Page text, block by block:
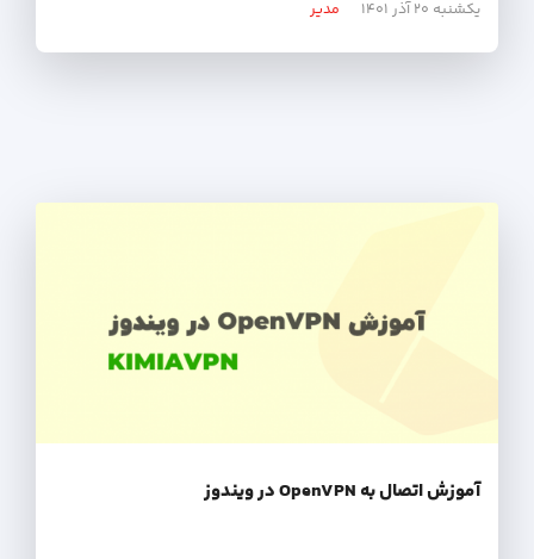
یکشنبه ۲۰ آذر ۱۴۰۱ مدیر
آموزش اتصال به OpenVPN در ویندوز